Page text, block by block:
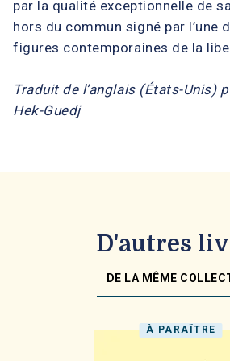
par la qualité exceptionnelle de
hors du commun signé par l’une
figures contemporaines de la
Traduit de l’anglais (États-Unis)
Hek-Guedj
D'autres
DE LA MÊME
À PARAÎTRE